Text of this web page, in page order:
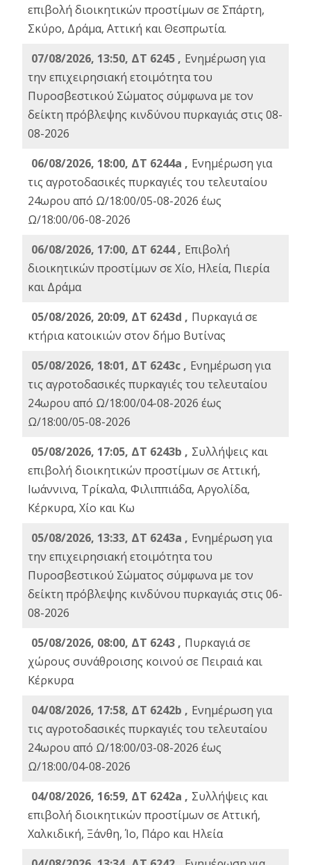
επιβολή διοικητικών προστίμων σε Σπάρτη,
Σκύρο, Δράμα, Αττική και Θεσπρωτία.
07/08/2026, 13:50, ΔΤ 6245 , Ενημέρωση για
την επιχειρησιακή ετοιμότητα του
Πυροσβεστικού Σώματος σύμφωνα με τον
δείκτη πρόβλεψης κινδύνου πυρκαγιάς στις 08-
08-2026
06/08/2026, 18:00, ΔΤ 6244a , Ενημέρωση για
τις αγροτοδασικές πυρκαγιές του τελευταίου
24ωρου από Ω/18:00/05-08-2026 έως
Ω/18:00/06-08-2026
06/08/2026, 17:00, ΔΤ 6244 , Επιβολή
διοικητικών προστίμων σε Χίο, Ηλεία, Πιερία
και Δράμα
05/08/2026, 20:09, ΔΤ 6243d , Πυρκαγιά σε
κτήρια κατοικιών στον δήμο Βυτίνας
05/08/2026, 18:01, ΔΤ 6243c , Ενημέρωση για
τις αγροτοδασικές πυρκαγιές του τελευταίου
24ωρου από Ω/18:00/04-08-2026 έως
Ω/18:00/05-08-2026
05/08/2026, 17:05, ΔΤ 6243b , Συλλήψεις και
επιβολή διοικητικών προστίμων σε Αττική,
Ιωάννινα, Τρίκαλα, Φιλιππιάδα, Αργολίδα,
Κέρκυρα, Χίο και Κω
05/08/2026, 13:33, ΔΤ 6243a , Ενημέρωση για
την επιχειρησιακή ετοιμότητα του
Πυροσβεστικού Σώματος σύμφωνα με τον
δείκτη πρόβλεψης κινδύνου πυρκαγιάς στις 06-
08-2026
05/08/2026, 08:00, ΔΤ 6243 , Πυρκαγιά σε
χώρους συνάθροισης κοινού σε Πειραιά και
Κέρκυρα
04/08/2026, 17:58, ΔΤ 6242b , Ενημέρωση για
τις αγροτοδασικές πυρκαγιές του τελευταίου
24ωρου από Ω/18:00/03-08-2026 έως
Ω/18:00/04-08-2026
04/08/2026, 16:59, ΔΤ 6242a , Συλλήψεις και
επιβολή διοικητικών προστίμων σε Αττική,
Χαλκιδική, Ξάνθη, Ίο, Πάρο και Ηλεία